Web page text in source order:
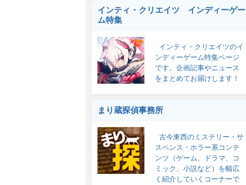
インティ・クリエイツ インディーゲー
ム特集
インティ・クリエイツのイ
ンディーゲーム特集ページ
です。企画記事やニュース
をまとめてお届けします！
まり蔵探偵事務所
古今東西のミステリー・サ
スペンス・ホラー系コンテ
ンツ（ゲーム、ドラマ、コ
ミック、小説など）を幅広
く紹介していくコーナーで